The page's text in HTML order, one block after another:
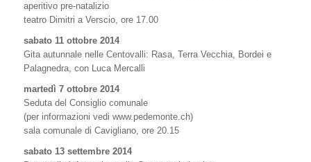
aperitivo pre-natalizio
teatro Dimitri a Verscio, ore 17.00
sabato 11 ottobre 2014
Gita autunnale nelle Centovalli: Rasa, Terra Vecchia, Bordei e
Palagnedra, con Luca Mercalli
martedì 7 ottobre 2014
Seduta del Consiglio comunale
(per informazioni vedi www.pedemonte.ch)
sala comunale di Cavigliano, ore 20.15
sabato 13 settembre 2014